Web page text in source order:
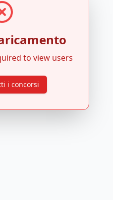
to view users
i concorsi